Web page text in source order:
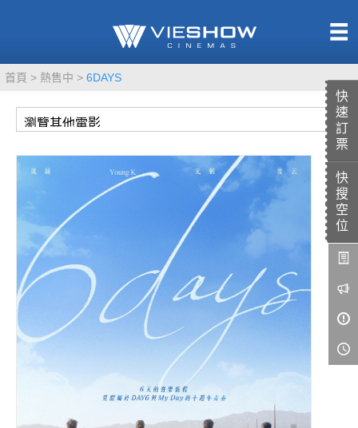
快
速
訂
票
快
搜
空
位
首頁 熱售中 6DAYS
TITAN SCREEN
MUCROWN
IMAX
4DX
VR 演唱會
GOLD CLASS
AD口述影像
LIVE演唱會
影城餐飲
UNICORN
影城公告